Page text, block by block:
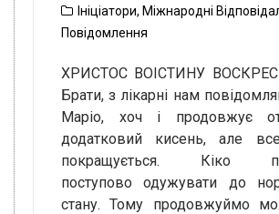
Ініціатори, Міжнародні
Повідомлення
ХРИСТОС ВОІСТИНУ
Брати, з лікарні нам
Маріо, хоч і продовжує
додатковий кисень, але
покращується. Кіко
поступово одужувати до
стану. Тому продовжуймо